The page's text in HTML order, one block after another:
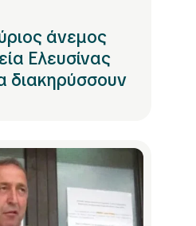
άνεμος
Ελευσίνας
διακηρύσσουν